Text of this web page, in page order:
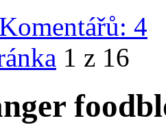
Komentářů: 4
1 z 16